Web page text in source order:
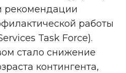
рекомендации
работы
Task Force).
стало снижение
контингента,